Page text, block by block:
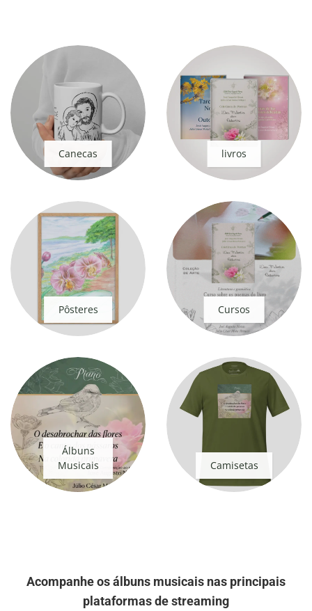
Canecas livros
Pôsteres Cursos
Álbuns
Musicais
Camisetas
Acompanhe os álbuns musicais nas principais
plataformas de streaming